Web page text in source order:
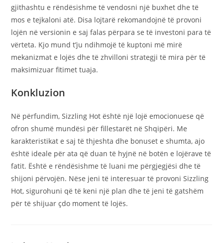
gjithashtu e rëndësishme të vendosni një buxhet dhe të
mos e tejkaloni atë. Disa lojtarë rekomandojnë të provoni
lojën në versionin e saj falas përpara se të investoni para të
vërteta. Kjo mund t’ju ndihmojë të kuptoni më mirë
mekanizmat e lojës dhe të zhvilloni strategji të mira për të
maksimizuar fitimet tuaja.
Konkluzion
Në përfundim, Sizzling Hot është një lojë emocionuese që
ofron shumë mundësi për fillestarët në Shqipëri. Me
karakteristikat e saj të thjeshta dhe bonuset e shumta, ajo
është ideale për ata që duan të hyjnë në botën e lojërave të
fatit. Është e rëndësishme të luani me përgjegjësi dhe të
shijoni përvojën. Nëse jeni të interesuar të provoni Sizzling
Hot, sigurohuni që të keni një plan dhe të jeni të gatshëm
për të shijuar çdo moment të lojës.